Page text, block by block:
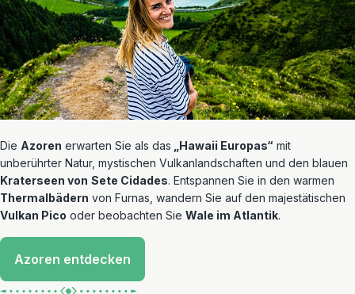
Die Azoren erwarten Sie als das „Hawaii Europas“ mit
unberührter Natur, mystischen Vulkanlandschaften und den blauen
Kraterseen von Sete Cidades. Entspannen Sie in den warmen
Thermalbädern von Furnas, wandern Sie auf den majestätischen
Vulkan Pico oder beobachten Sie Wale im Atlantik.
Azoren entdecken